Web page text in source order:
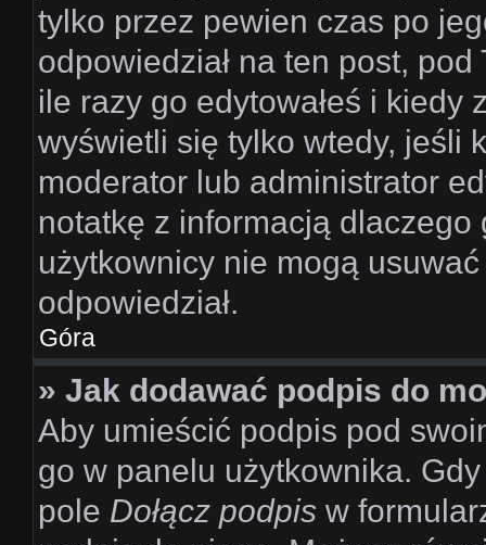
tylko przez pewien czas po
odpowiedział na ten post,
ile razy go edytowałeś i kiedy
wyświetli się tylko wtedy, jeśli
moderator lub administrator
notatkę z informacją
użytkownicy nie mogą
odpowiedział.
Góra
» Jak dodawać podpis do
Aby umieścić podpis pod
go w panelu użytkownika.
pole Dołącz podpis w